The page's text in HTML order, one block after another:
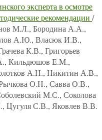
эксперта в осмотре
рекомендации /
М.Л., Бородина А.А.,
А.Ю., Власюк И.В.,
К.В., Григорьев
Кильдюшов Е.М.,
А.Н., Никитин А.В.,
О.Н., Савва О.В.,
М.С., Соколова
Цугуля С.В., Яковлев В.В.